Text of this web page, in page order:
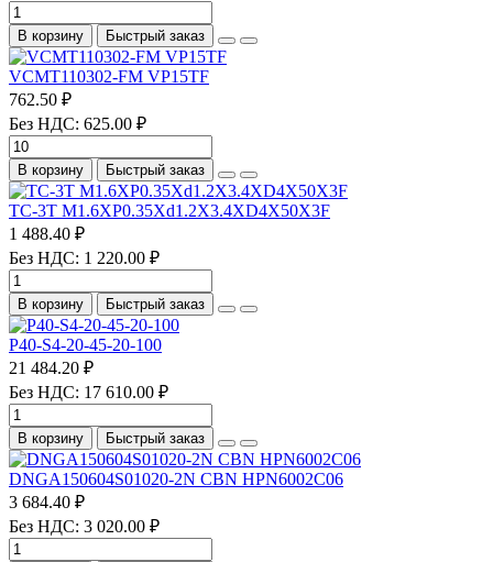
В корзину Быстрый заказ
VCMT110302-FM VP15TF
762.50 ₽
Без НДС: 625.00 ₽
В корзину Быстрый заказ
TC-3T M1.6XP0.35Xd1.2X3.4XD4X50X3F
1 488.40 ₽
Без НДС: 1 220.00 ₽
В корзину Быстрый заказ
P40-S4-20-45-20-100
21 484.20 ₽
Без НДС: 17 610.00 ₽
В корзину Быстрый заказ
DNGA150604S01020-2N CBN HPN6002C06
3 684.40 ₽
Без НДС: 3 020.00 ₽